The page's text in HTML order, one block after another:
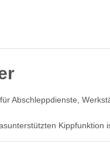
Abschleppdienste,